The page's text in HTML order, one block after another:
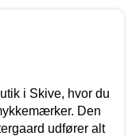
i Skive, hvor du
Den
udfører alt